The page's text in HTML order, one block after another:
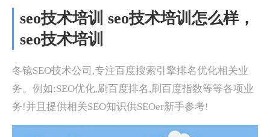
seo技术培训 seo技术培训怎么样，
seo技术培训
冬镜SEO技术公司,专注百度搜索引擎排名优化相关业
务。例如:SEO优化,刷百度排名,刷百度指数等等各项业
务!并且提供相关SEO知识供SEOer新手参考!